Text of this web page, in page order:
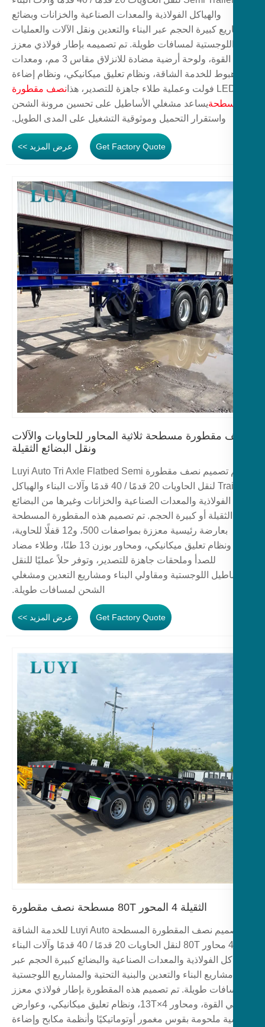
والهياكل الفولاذية والمعدات الصناعية والخزانات وبضائع
كبيرة الحجم عبر البناء والتعدين ونقل الآلات والعمليات
لمسافات طويلة. تم تصميمه بإطار فولاذي معزز
عالي القوة، ولوحة أرضية مضادة للانزلاق مقاس 3 مم، ومعدات
للخدمة الشاقة، ونظام تعليق ميكانيكي، ونظام إضاءة
نصف مقطورة
يساعد مشغلي الأساطيل على تحسين مرونة الشحن
واستقرار التحميل وموثوقية التشغيل على المدى الطويل.
عرض المزيد >> Get Factory Quote
مقطورة مسطحة ثلاثية المحاور للحاويات والآلات
ونقل البضائع الثقيلة
تم تصميم نصف مقطورة Luyi Auto Tri Axle Flatbed Semi
Trailer لنقل الحاويات 20 قدمًا / 40 قدمًا وآلات البناء والهياكل
الفولاذية والمعدات الصناعية والخزانات وغيرها من البضائع
الثقيلة أو كبيرة الحجم. تم تصميم هذه المقطورة المسطحة
بعارضة رئيسية معززة بمواصفات 500، و12 قفلًا للحاوية،
ونظام تعليق ميكانيكي، ومحاور بوزن 13 طنًا، وطلاء مضاد
للصدأ وملحقات جاهزة للتصدير، وتوفر حلاً عمليًا للنقل
اللوجستية ومقاولي البناء ومشاريع التعدين ومشغلي
الشحن لمسافات طويلة.
عرض المزيد >> Get Factory Quote
تم تصميم نصف المقطورة المسطحة Luyi Auto للخدمة الشاقة
ذات 4 محاور 80T لنقل الحاويات 20 قدمًا / 40 قدمًا وآلات البناء
الفولاذية والمعدات الصناعية والبضائع كبيرة الحجم عبر
مشاريع البناء والتعدين والبنية التحتية والمشاريع اللوجستية
طويلة. تم تصميم هذه المقطورة بإطار فولاذي معزز
عالي القوة، ومحاور 4×13T، ونظام تعليق ميكانيكي، وعوارض
ملحومة بقوس مغمور أوتوماتيكيًا وأنظمة مكابح وإضاءة